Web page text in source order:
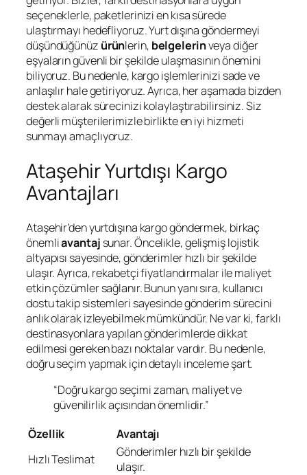
seçeneklerle, paketlerinizi en kısa sürede
ulaştırmayı hedefliyoruz. Yurt dışına göndermeyi
düşündüğünüz ürünlerin, belgelerinveya diğer
eşyaların güvenli bir şekilde ulaşmasının önemini
biliyoruz. Bu nedenle, kargo işlemlerinizi sade ve
anlaşılır hale getiriyoruz. Ayrıca, her aşamada bizden
destek alarak sürecinizi kolaylaştırabilirsiniz. Siz
değerli müşterilerimizle birlikte en iyi hizmeti
sunmayı amaçlıyoruz.
Ataşehir Yurtdışı Kargo
Avantajları
Ataşehir’den yurtdışına kargo göndermek, birkaç
önemliavantaj sunar. Öncelikle, gelişmiş lojistik
altyapısı sayesinde, gönderimler hızlı bir şekilde
ulaşır. Ayrıca, rekabetçi fiyatlandırmalar ile maliyet
etkin çözümler sağlanır. Bunun yanı sıra, kullanıcı
dostu takip sistemleri sayesinde gönderim sürecini
anlık olarak izleyebilmek mümkündür. Ne var ki, farklı
destinasyonlara yapılan gönderimlerde dikkat
edilmesi gereken bazı noktalar vardır. Bu nedenle,
doğru seçim yapmak için detaylı inceleme şart.
“Doğru kargo seçimi zaman, maliyet ve
güvenilirlik açısından önemlidir.”
Özellik
Avantajı
Hızlı Teslimat
Gönderimler hızlı bir şekilde
ulaşır.